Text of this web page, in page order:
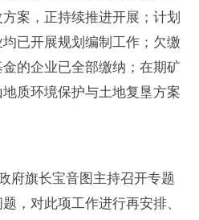
案，正持续推进开展；计划
已开展规划编制工作；欠缴
的企业已全部缴纳；在期矿
质环境保护与土地复垦方案
府旗长宝音图主持召开专题
，对此项工作进行再安排、